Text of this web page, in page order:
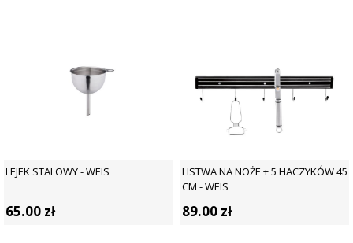
LEJEK STALOWY - WEIS
65.00 zł
LISTWA NA NOŻE + 5 HACZYKÓW 45
CM - WEIS
89.00 zł